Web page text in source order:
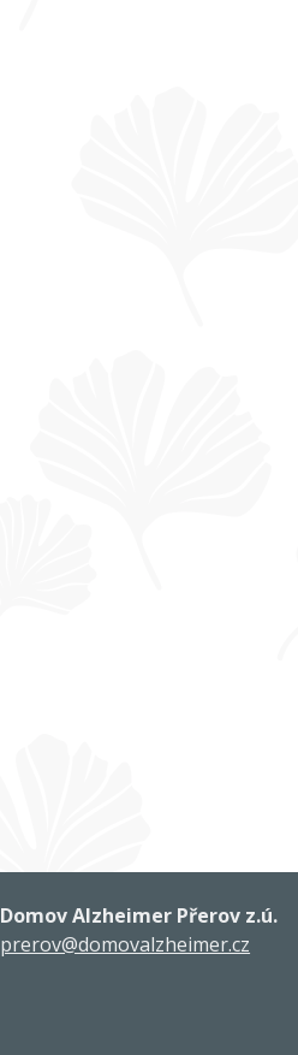
Domov Alzheimer Přerov z.ú.
prerov@domovalzheimer.cz